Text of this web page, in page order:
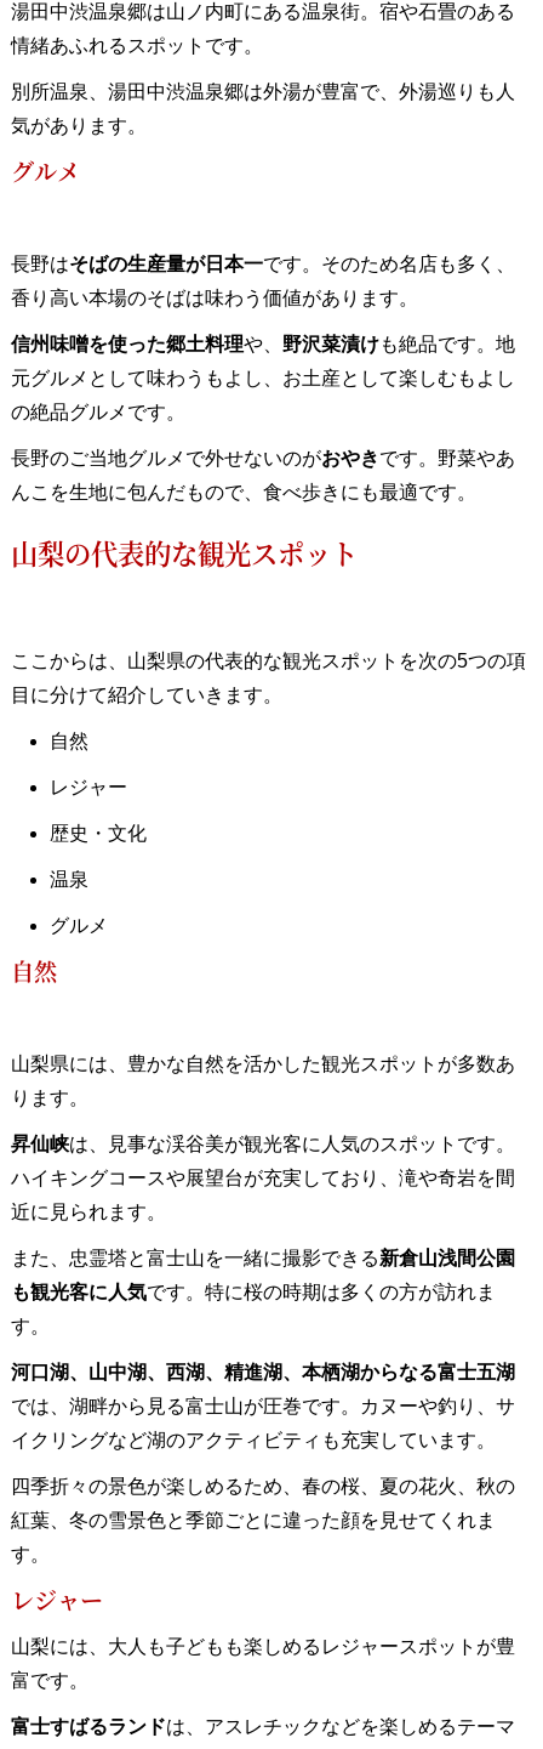
湯田中渋温泉郷は山ノ内町にある温泉街。宿や石畳のある
情緒あふれるスポットです。
別所温泉、湯田中渋温泉郷は外湯が豊富で、外湯巡りも人
気があります。
グルメ
長野はそばの生産量が日本一です。そのため名店も多く、
香り高い本場のそばは味わう価値があります。
信州味噌を使った郷土料理や、 野沢菜漬けも絶品です。地
元グルメとして味わうもよし、お土産として楽しむもよし
の絶品グルメです。
長野のご当地グルメで外せないのがおやきです。野菜やあ
んこを生地に包んだもので、食べ歩きにも最適です。
山梨の代表的な観光スポット
ここからは、山梨県の代表的な観光スポットを次の5つの項
目に分けて紹介していきます。
自然
レジャー
歴史・文化
温泉
グルメ
自然
山梨県には、豊かな自然を活かした観光スポットが多数あ
ります。
昇仙峡は、見事な渓谷美が観光客に人気のスポットです。
ハイキングコースや展望台が充実しており、滝や奇岩を間
近に見られます。
また、忠霊塔と富士山を一緒に撮影できる新倉山浅間公園
も観光客に人気です。特に桜の時期は多くの方が訪れま
す。
河口湖、山中湖、西湖、精進湖、本栖湖からなる富士五湖
では、湖畔から見る富士山が圧巻です。カヌーや釣り、サ
イクリングなど湖のアクティビティも充実しています。
四季折々の景色が楽しめるため、春の桜、夏の花火、秋の
紅葉、冬の雪景色と季節ごとに違った顔を見せてくれま
す。
レジャー
山梨には、大人も子どもも楽しめるレジャースポットが豊
富です。
富士すばるランドは、アスレチックなどを楽しめるテーマ